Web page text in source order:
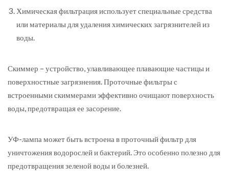
Химическая фильтрация использует специальные средства
или материалы для удаления химических загрязнителей из
воды.
Скиммер – устройство, улавливающее плавающие частицы и
поверхностные загрязнения. Проточные фильтры с
встроенными скиммерами эффективно очищают поверхность
воды, предотвращая ее засорение.
УФ-лампа может быть встроена в проточный фильтр для
уничтожения водорослей и бактерий. Это особенно полезно для
предотвращения зеленой воды и болезней.